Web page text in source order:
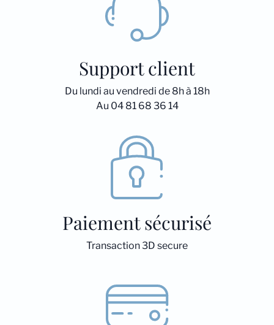
Support client
Du lundi au vendredi de 8h à 18h
Au 04 81 68 36 14
Paiement sécurisé
Transaction 3D secure